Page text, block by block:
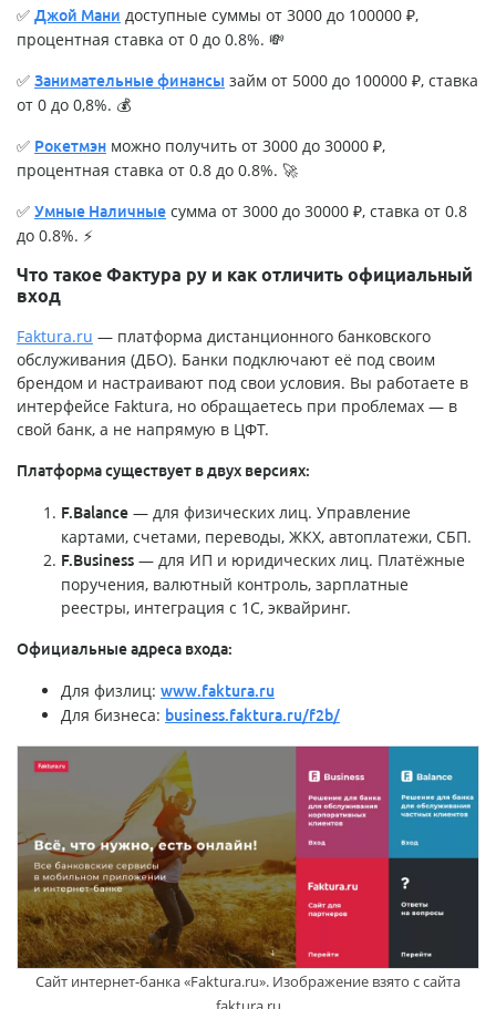
✅ Джой Мани доступные суммы от 3000 до 100000 ₽,
процентная ставка от 0 до 0.8%. 💸
✅ Занимательные финансы займ от 5000 до 100000 ₽, ставка
от 0 до 0,8%. 💰
✅ Рокетмэн можно получить от 3000 до 30000 ₽,
процентная ставка от 0.8 до 0.8%. 🚀
✅ Умные Наличные сумма от 3000 до 30000 ₽, ставка от 0.8
до 0.8%. ⚡
Что такое Фактура ру и как отличить официальный
вход
Faktura.ru — платформа дистанционного банковского
обслуживания (ДБО). Банки подключают её под своим
брендом и настраивают под свои условия. Вы работаете в
интерфейсе Faktura, но обращаетесь при проблемах — в
свой банк, а не напрямую в ЦФТ.
Платформа существует в двух версиях:
F.Balance — для физических лиц. Управление
картами, счетами, переводы, ЖКХ, автоплатежи, СБП.
F.Business — для ИП и юридических лиц. Платёжные
поручения, валютный контроль, зарплатные
реестры, интеграция с 1С, эквайринг.
Официальные адреса входа:
Для физлиц: www.faktura.ru
Для бизнеса: business.faktura.ru/f2b/
Сайт интернет-банка «Faktura.ru». Изображение взято с сайта